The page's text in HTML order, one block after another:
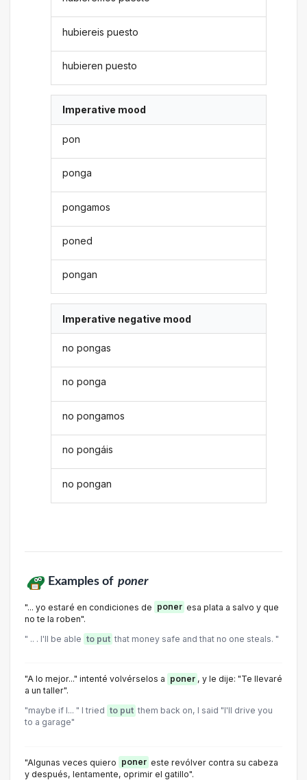
hubiereis puesto
hubieren puesto
Imperative mood
pon
ponga
pongamos
poned
pongan
Imperative negative mood
no pongas
no ponga
no pongamos
no pongáis
no pongan
Examples of poner
"... yo estaré en condiciones de poner esa plata a salvo y que
no te la roben".
" .. . I'll be able to put that money safe and that no one steals. "
"A lo mejor..." intenté volvérselos a poner , y le dije: "Te llevaré
a un taller".
"maybe if I... " I tried to put them back on, I said "I'll drive you
to a garage"
"Algunas veces quiero poner este revólver contra su cabeza
y después, lentamente, oprimir el gatillo".